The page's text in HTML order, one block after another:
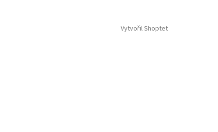
Vytvořil Shoptet